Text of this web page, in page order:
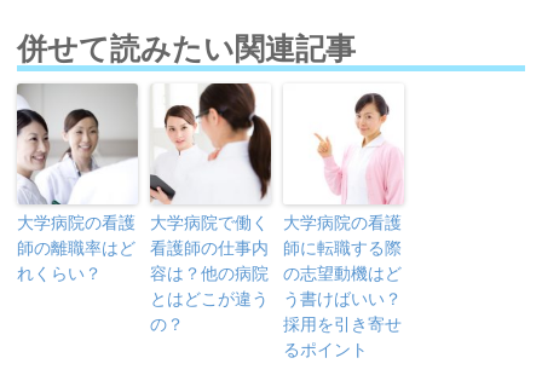
併せて読みたい関連記事
大学病院の看護
師の離職率はど
れくらい？
大学病院で働く
看護師の仕事内
容は？他の病院
とはどこが違う
の？
大学病院の看護
師に転職する際
の志望動機はど
う書けばいい？
採用を引き寄せ
るポイント